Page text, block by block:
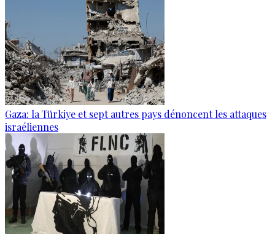
Gaza: la Türkiye et sept autres pays dénoncent les attaques
israéliennes